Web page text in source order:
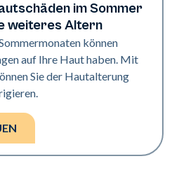
im Sommer
weiteres Altern
können
auf Ihre Haut haben. Mit
Sie der Hautalterung